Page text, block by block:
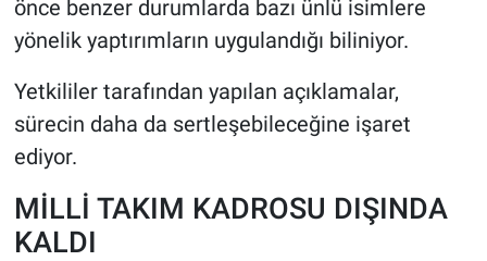
önce benzer durumlarda bazı ünlü isimlere
yönelik yaptırımların uygulandığı biliniyor.
Yetkililer tarafından yapılan açıklamalar,
sürecin daha da sertleşebileceğine işaret
ediyor.
MİLLİ TAKIM KADROSU DIŞINDA
KALDI